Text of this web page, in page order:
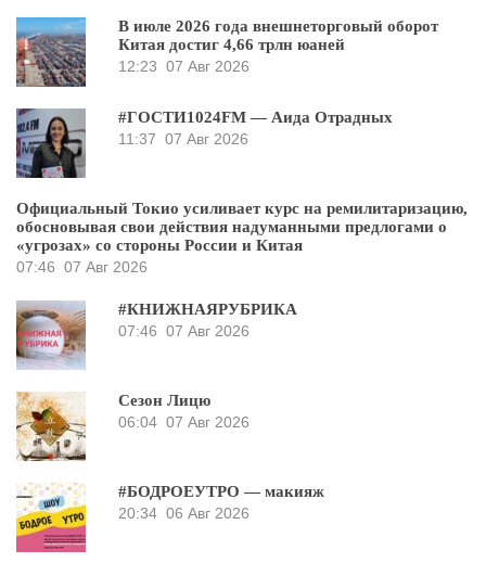
В июле 2026 года внешнеторговый оборот
Китая достиг 4,66 трлн юаней
12:23 07 Авг 2026
#ГОСТИ1024FM — Аида Отрадных
11:37 07 Авг 2026
Официальный Токио усиливает курс на ремилитаризацию,
обосновывая свои действия надуманными предлогами о
«угрозах» со стороны России и Китая
07:46 07 Авг 2026
#КНИЖНАЯРУБРИКА
07:46 07 Авг 2026
Сезон Лицю
06:04 07 Авг 2026
#БОДРОЕУТРО — макияж
20:34 06 Авг 2026